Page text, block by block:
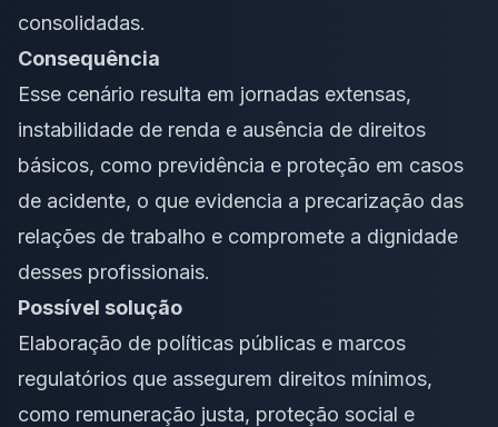
consolidadas.
Consequência
Esse cenário resulta em jornadas extensas,
instabilidade de renda e ausência de direitos
básicos, como previdência e proteção em casos
de acidente, o que evidencia a precarização das
relações de trabalho e compromete a dignidade
desses profissionais.
Possível solução
Elaboração de políticas públicas e marcos
regulatórios que assegurem direitos mínimos,
como remuneração justa, proteção social e